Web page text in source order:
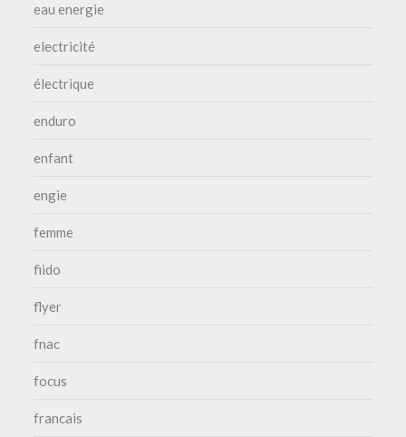
eau energie
electricité
électrique
enduro
enfant
engie
femme
fiido
flyer
fnac
focus
francais